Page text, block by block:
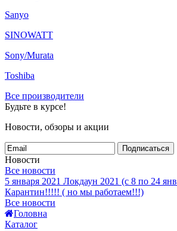
Sanyo
SINOWATT
Sony/Murata
Toshiba
Все производители
Будьте в курсе!
Новости, обзоры и акции
Подписаться
Новости
Все новости
5 января 2021 Локдаун 2021 (с 8 по 24
Карантин!!!!! ( но мы работаем!!!)
Все новости
Головна
Каталог